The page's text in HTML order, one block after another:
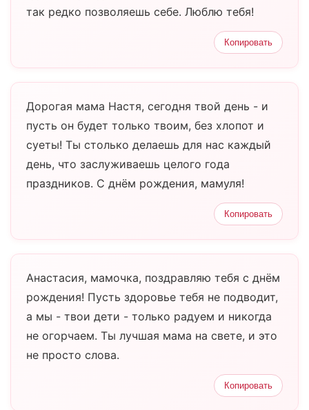
так редко позволяешь себе. Люблю тебя!
Копировать
Дорогая мама Настя, сегодня твой день - и
пусть он будет только твоим, без хлопот и
суеты! Ты столько делаешь для нас каждый
день, что заслуживаешь целого года
праздников. С днём рождения, мамуля!
Копировать
Анастасия, мамочка, поздравляю тебя с днём
рождения! Пусть здоровье тебя не подводит,
а мы - твои дети - только радуем и никогда
не огорчаем. Ты лучшая мама на свете, и это
не просто слова.
Копировать